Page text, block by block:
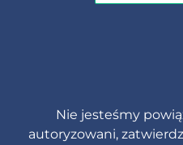
Nie jesteśmy
autoryzowani,